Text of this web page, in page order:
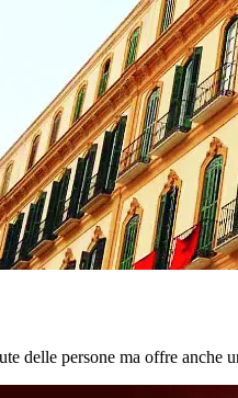
persone ma offre anche